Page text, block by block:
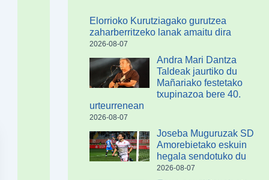
Elorrioko Kurutziagako gurutzea
zaharberritzeko lanak amaitu dira
2026-08-07
Andra Mari Dantza
Taldeak jaurtiko du
Mañariako festetako
txupinazoa bere 40.
urteurrenean
2026-08-07
Joseba Muguruzak SD
Amorebietako eskuin
hegala sendotuko du
2026-08-07